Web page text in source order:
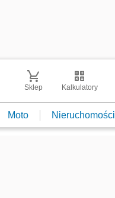
Sklep Kalkulatory
Moto Nieruchomości